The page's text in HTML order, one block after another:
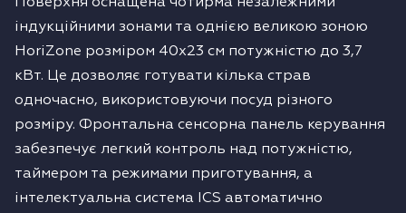
індукційними зонами та однією великою зоною
HoriZone розміром 40х23 см потужністю до 3,7
кВт. Це дозволяє готувати кілька страв
одночасно, використовуючи посуд різного
розміру. Фронтальна сенсорна панель керування
забезпечує легкий контроль над потужністю,
таймером та режимами приготування, а
інтелектуальна система ICS автоматично